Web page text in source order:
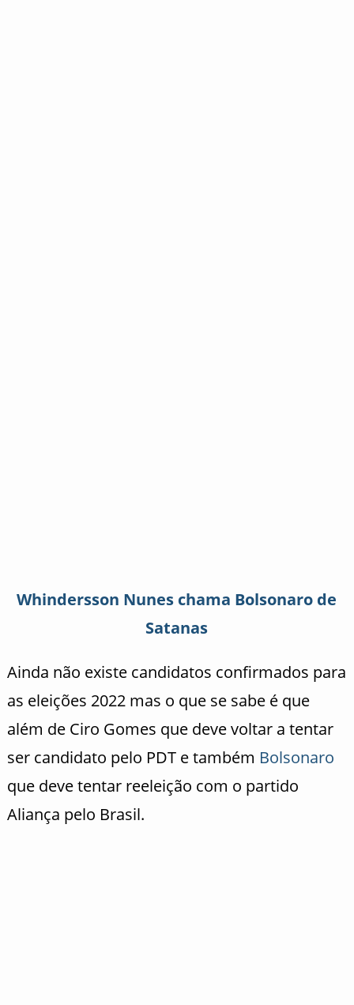
Whindersson Nunes chama Bolsonaro de
Satanas
Ainda não existe candidatos confirmados para
as eleições 2022 mas o que se sabe é que
além de Ciro Gomes que deve voltar a tentar
ser candidato pelo PDT e também Bolsonaro
que deve tentar reeleição com o partido
Aliança pelo Brasil.